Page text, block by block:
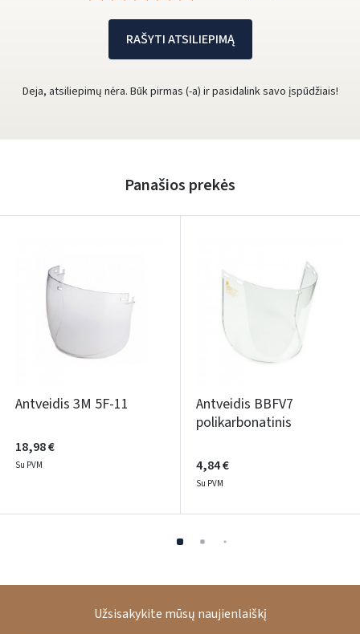
RAŠYTI ATSILIEPIMĄ
Deja, atsiliepimų nėra. Būk pirmas (-a) ir pasidalink savo įspūdžiais!
Panašios prekės
Antveidis 3M 5F-11
18,98 €
Su PVM
Antveidis BBFV7
polikarbonatinis
4,84 €
Su PVM
Užsisakykite mūsų naujienlaiškį